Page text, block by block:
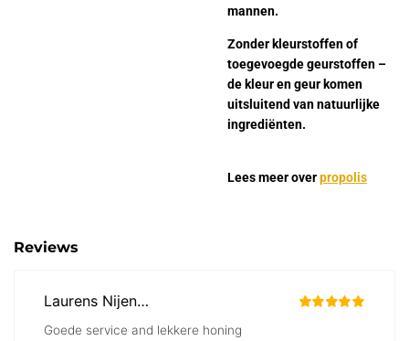
mannen.
Zonder kleurstoffen of
toegevoegde geurstoffen –
de kleur en geur komen
uitsluitend van natuurlijke
ingrediënten.
Lees meer overpropolis
Reviews